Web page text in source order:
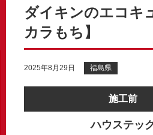
ダイキンのエコキ
カラもち】
2025年8月29日 福島県
施工前
ハウステッ